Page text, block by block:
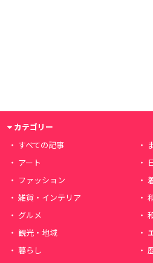
カテゴリー
すべての記事
アート
ファッション
雑貨・インテリア
グルメ
観光・地域
暮らし